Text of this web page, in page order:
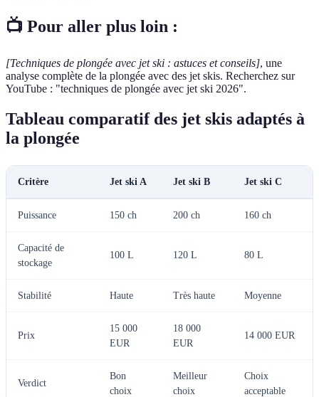
📺 Pour aller plus loin :
[Techniques de plongée avec jet ski : astuces et conseils], une
analyse complète de la plongée avec des jet skis. Recherchez sur
YouTube : "techniques de plongée avec jet ski 2026".
Tableau comparatif des jet skis adaptés à
la plongée
Critère Jet ski A Jet ski B Jet ski C
Puissance 150 ch 200 ch 160 ch
Capacité de
stockage
100 L 120 L 80 L
Stabilité Haute Très haute Moyenne
Prix
15 000
EUR
18 000
EUR
14 000 EUR
Verdict
Bon
choix
Meilleur
choix
Choix
acceptable